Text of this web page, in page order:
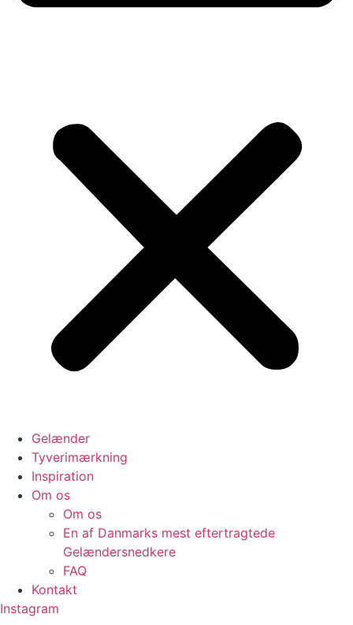
Gelænder
Tyverimærkning
Inspiration
Om os
Om os
En af Danmarks mest eftertragtede
Gelændersnedkere
FAQ
Kontakt
Instagram